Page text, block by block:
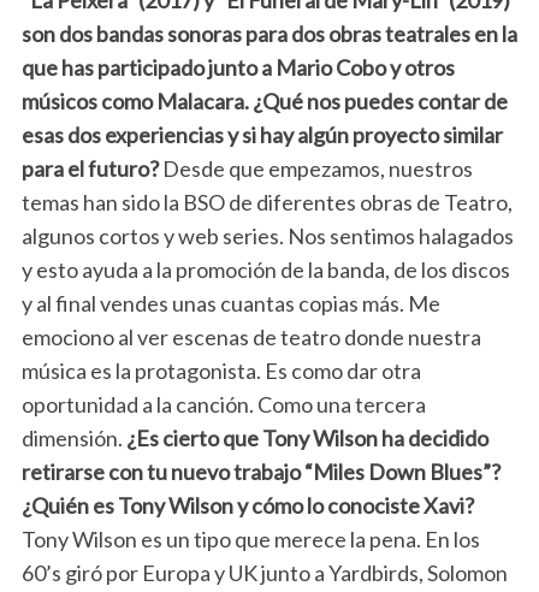
son dos bandas sonoras para dos obras teatrales en la
que has participado junto a Mario Cobo y otros
músicos como Malacara. ¿Qué nos puedes contar de
esas dos experiencias y si hay algún proyecto similar
para el futuro?Desde que empezamos, nuestros
temas han sido la BSO de diferentes obras de Teatro,
algunos cortos y web series. Nos sentimos halagados
y esto ayuda a la promoción de la banda, de los discos
y al final vendes unas cuantas copias más. Me
emociono al ver escenas de teatro donde nuestra
música es la protagonista. Es como dar otra
oportunidad a la canción. Como una tercera
dimensión. ¿Es cierto que Tony Wilson ha decidido
retirarse con tu nuevo trabajo “Miles Down Blues”?
¿Quién es Tony Wilson y cómo lo conociste Xavi?
Tony Wilson es un tipo que merece la pena. En los
60’s giró por Europa y UK junto a Yardbirds, Solomon